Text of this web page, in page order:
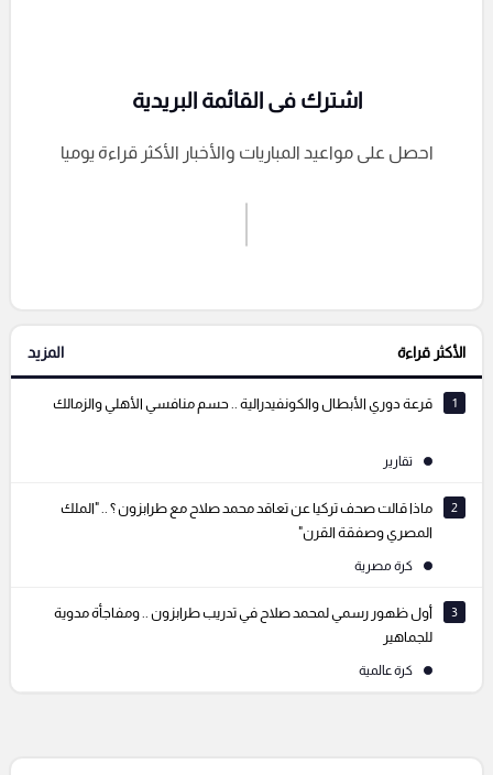
إرسال تعليق
التعليقات السابقة
اشترك فى القائمة البريدية
احصل على مواعيد المباريات والأخبار الأكثر قراءة يوميا
الأكثر قراءة المزيد
1 قرعة دوري الأبطال والكونفيدرالية .. حسم منافسي الأهلي والزمالك
تقارير
2
ماذا قالت صحف تركيا عن تعاقد محمد صلاح مع طرابزون ؟ .. "الملك
المصري وصفقة القرن"
كرة مصرية
3
أول ظهور رسمي لمحمد صلاح في تدريب طرابزون .. ومفاجأة مدوية
للجماهير
كرة عالمية